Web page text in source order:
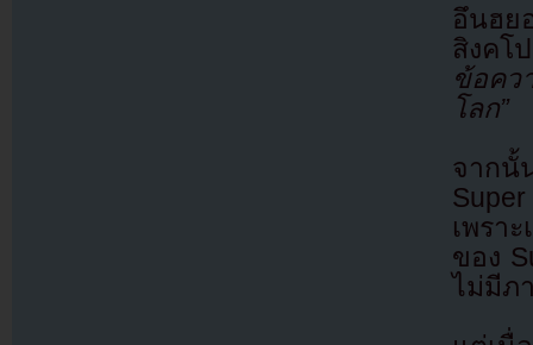
อึนฮย
สิงคโ
ข้อคว
โลก”
จากนั้
เพรา
ของ
ไม่มีภ